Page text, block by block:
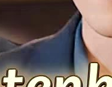
diam-diam berpacaran
hari, dia tiba-tiba
mengaku diri adalah
tersadar bahwa selama
yang telah meninggal.
Maya akhirnya
Namun, Maya justru
cinta. "